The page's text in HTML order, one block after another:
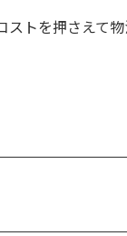
ストを押さえて